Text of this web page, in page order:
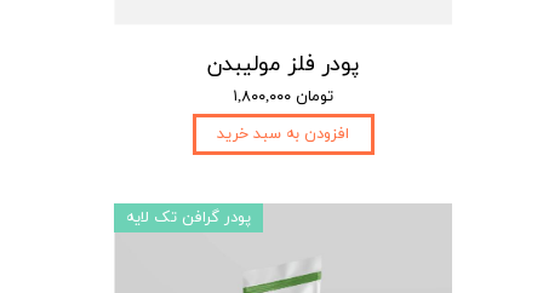
پودر فلز مولیبدن
۱,۸۰۰,۰۰۰ تومان
افزودن به سبد خرید
پودر گرافن تک لایه